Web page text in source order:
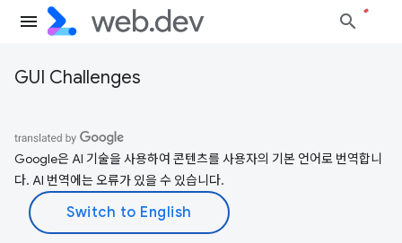
GUI Challenges
Google은 AI 기술을 사용하여 콘텐츠를 사용자의 기본 언어로 번역합니
다. AI 번역에는 오류가 있을 수 있습니다.